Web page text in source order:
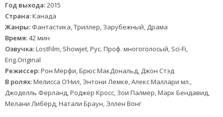
Год выхода:2015
Страна:Канада
Жанры: Фантастика, Триллер, Зарубежный, Драма
Время:42 мин
Озвучка:LostFilm, Showjet, Рус. Проф. многоголосый, Sci-Fi,
Eng.Original
Режиссер:Рон Мерфи, Брюс МакДональд, Джон Стэд
В ролях:Мелисса О’Нил, Энтони Лемке, Алекс Маллари мл.,
Джоделль Ферланд, Роджер Кросс, Зои Палмер, Марк Бендавид,
Мелани Либёрд, Натали Браун, Эллен Вонг